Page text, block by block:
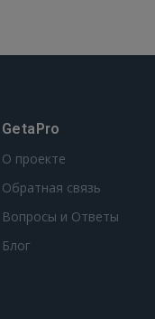
GetaPro
О проекте
Обратная связь
Вопросы и Ответы
Блог